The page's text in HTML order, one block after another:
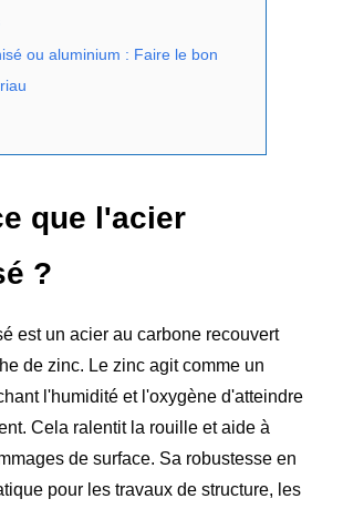
ou aluminium : Faire le bon
que l'acier
?
est un acier au carbone recouvert
de zinc. Le zinc agit comme un
l'humidité et l'oxygène d'atteindre
Cela ralentit la rouille et aide à
de surface. Sa robustesse en
pour les travaux de structure, les